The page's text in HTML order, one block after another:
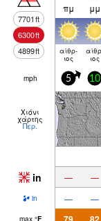
7701ft
6300ft
4899ft
πμ μμ
αίθρ­
ιος ιος
mph 5 10
Χιόνι
χάρτης
Περ.
in — —
in — —
max °F